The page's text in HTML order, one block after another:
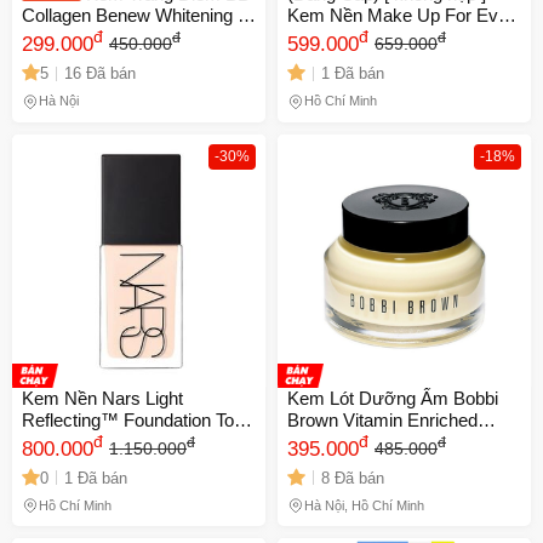
Collagen Benew Whitening 7
in 1 - Kem Lót Chống Nắng
SPF 50PA+++ Hàn Quốc
50ml
299.000đ 450.000đ
5 16 Đã bán
Hà Nội
Kem Nền Make Up For Ever
HD Skin Hydra Glow
Hydrating Foundation Tone
1N00 Uy Tín
599.000đ 659.000đ
1 Đã bán
Hồ Chí Minh
-30%
Kem Nền Nars Light
Reflecting™ Foundation Tone
L1 30ml - Chất lượng cao,
che khuyết điểm tự nhiên,
phù hợp mọi loại da.
800.000đ 1.150.000đ
0 1 Đã bán
Hồ Chí Minh
-18%
Kem Lót Dưỡng Ẩm Bobbi
Brown Vitamin Enriched
Face Base 15ml Date Xa NK
395.000đ 485.000đ
8 Đã bán
Hà Nội, Hồ Chí Minh